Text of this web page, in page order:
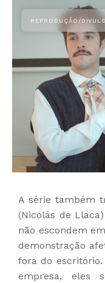
A série também
(Nicolás de
não escondem
demonstração
fora do
empresa, eles